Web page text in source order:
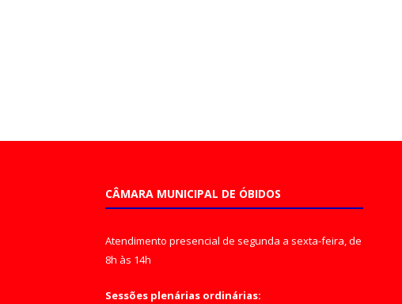
CÂMARA MUNICIPAL DE ÓBIDOS
Atendimento presencial de segunda a sexta-feira, de
8h às 14h
Sessões plenárias ordinárias: